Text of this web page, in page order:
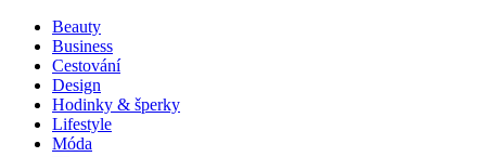
Beauty
Business
Cestování
Design
Hodinky & šperky
Lifestyle
Móda